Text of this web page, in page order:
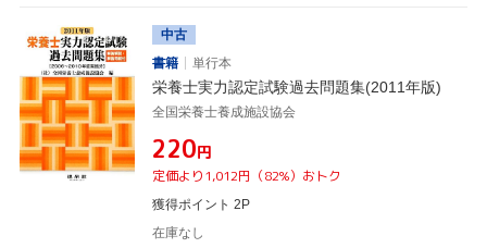
中古
書籍
単行本
栄養士実力認定試験過去問題集(2011年版)
全国栄養士養成施設協会
¥220円
定価より1,012円（82%）おトク
獲得ポイント 2P
在庫なし